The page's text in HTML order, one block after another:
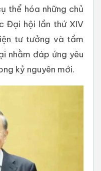
thể hóa những chủ
Đại hội lần thứ XIV
tư tưởng và tầm
nhằm đáp ứng yêu
kỷ nguyên mới.